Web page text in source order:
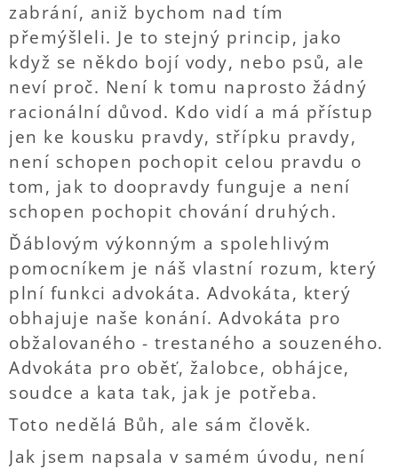
zabrání, aniž bychom nad tím
přemýšleli. Je to stejný princip, jako
když se někdo bojí vody, nebo psů, ale
neví proč. Není k tomu naprosto žádný
racionální důvod. Kdo vidí a má přístup
jen ke kousku pravdy, střípku pravdy,
není schopen pochopit celou pravdu o
tom, jak to doopravdy funguje a není
schopen pochopit chování druhých.
Ďáblovým výkonným a spolehlivým
pomocníkem je náš vlastní rozum, který
plní funkci advokáta. Advokáta, který
obhajuje naše konání. Advokáta pro
obžalovaného - trestaného a souzeného.
Advokáta pro oběť, žalobce, obhájce,
soudce a kata tak, jak je potřeba.
Toto nedělá Bůh, ale sám člověk.
Jak jsem napsala v samém úvodu, není